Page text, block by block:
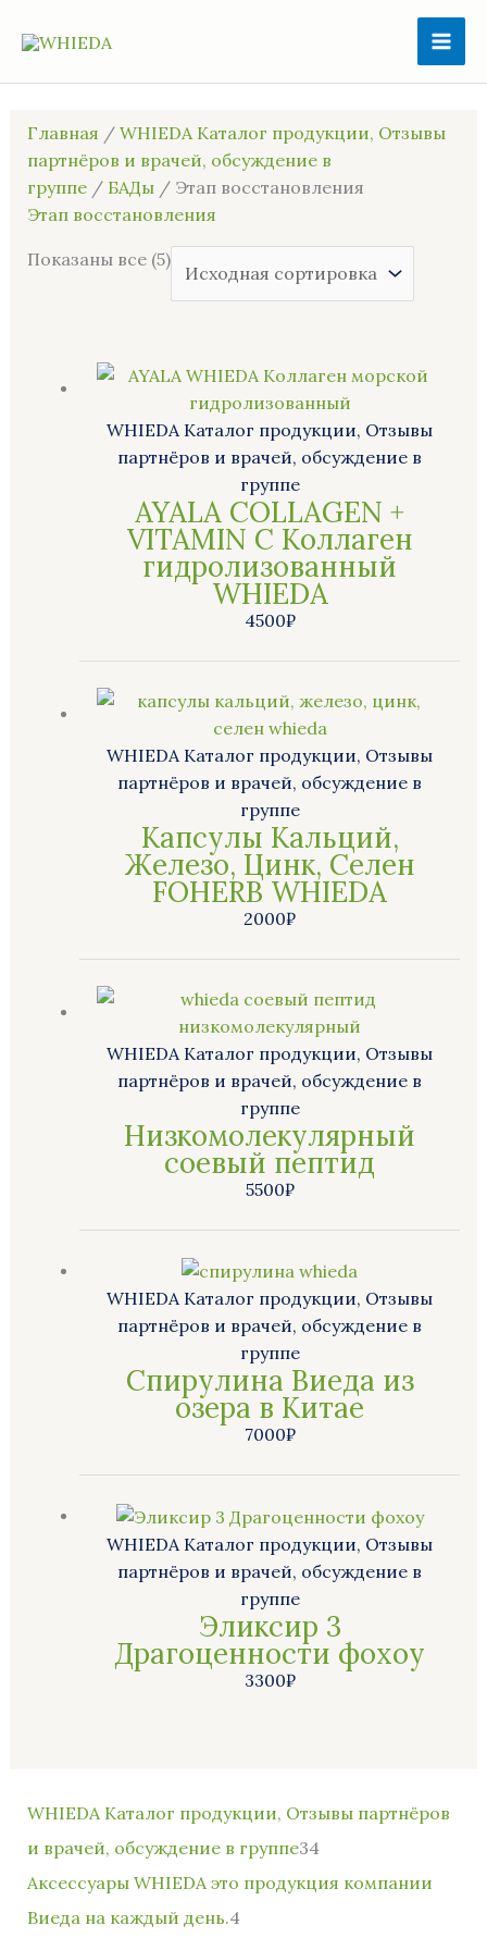
Главная / WHIEDA Каталог продукции, Отзывы
партнёров и врачей, обсуждение в
группе/ БАДы/ Этап восстановления
Этап восстановления
Показаны все (5)
WHIEDA Каталог продукции, Отзывы
партнёров и врачей, обсуждение в
группе
AYALA COLLAGEN +
VITAMIN C Коллаген
гидролизованный
WHIEDA
4500₽
WHIEDA Каталог продукции, Отзывы
партнёров и врачей, обсуждение в
группе
Капсулы Кальций,
Железо, Цинк, Селен
FOHERB WHIEDA
2000₽
WHIEDA Каталог продукции, Отзывы
партнёров и врачей, обсуждение в
группе
Низкомолекулярный
соевый пептид
5500₽
WHIEDA Каталог продукции, Отзывы
партнёров и врачей, обсуждение в
группе
Спирулина Виеда из
озера в Китае
7000₽
WHIEDA Каталог продукции, Отзывы
партнёров и врачей, обсуждение в
группе
Эликсир 3
Драгоценности фохоу
3300₽
WHIEDA Каталог продукции, Отзывы партнёров
и врачей, обсуждение в группе34
3
4
т
Аксессуары WHIEDA это продукция компании
Виеда на каждый день.4
4
т
о
в
5
т
о
в
1
6
т
о
2
т
о
3
т
о
в
5
т
о
в
5
т
о
в
2
т
о
в
2
т
о
1
т
о
в
2
т
о
в
2
т
о
в
4
т
о
в